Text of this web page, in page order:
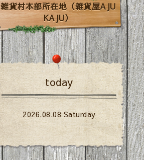
雑貨村本部所在地（雑貨屋AJU
KAJU）
today
2026.08.08 Saturday